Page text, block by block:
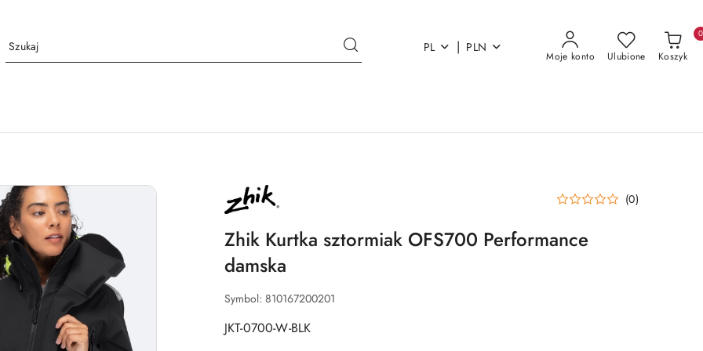
PL | PLN
Moje konto Ulubione Koszyk
0
NAZWA
PRODUCENTA:
ZHIK
(0)
Zhik Kurtka sztormiak OFS700 Performance
damska
Symbol: 810167200201
JKT-0700-W-BLK